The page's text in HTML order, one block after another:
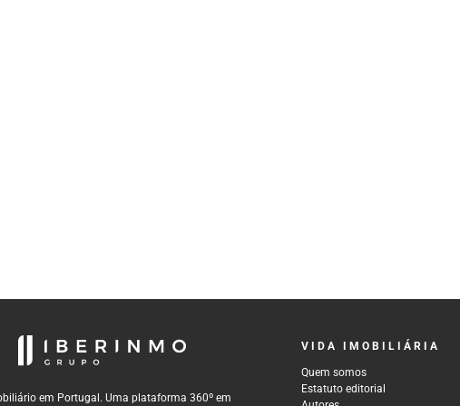
em Portugal. Uma plataforma 360º em
VIDA IMOBILIÁRIA
Quem somos
Estatuto editorial